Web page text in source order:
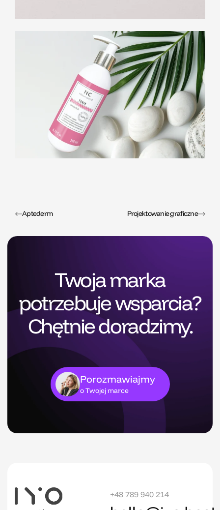
Aptederm Projektowanie graficzne
Twoja marka
potrzebuje wsparcia?
Chętnie doradzimy.
Porozmawiajmy
o Twojej marce
+48 789 940 214